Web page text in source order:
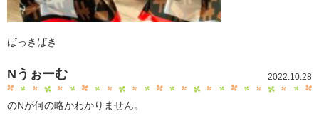
ばっきばき
2022.10.28
Nうぉーむ
のNが何の略かわかりません。